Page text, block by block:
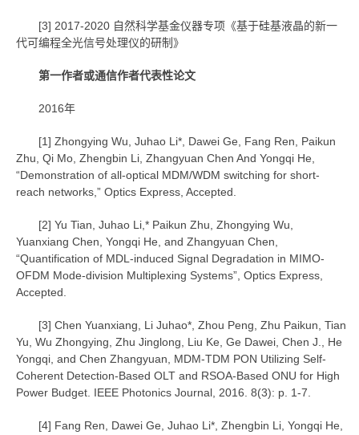
[3] 2017-2020 自然科学基金仪器专项《基于硅基液晶的新一
代可编程全光信号处理仪的研制》
第一作者或通信作者代表性论文
2016年
[1] Zhongying Wu, Juhao Li*, Dawei Ge, Fang Ren, Paikun
Zhu, Qi Mo, Zhengbin Li, Zhangyuan Chen And Yongqi He,
“Demonstration of all-optical MDM/WDM switching for short-
reach networks,” Optics Express, Accepted.
[2] Yu Tian, Juhao Li,* Paikun Zhu, Zhongying Wu,
Yuanxiang Chen, Yongqi He, and Zhangyuan Chen,
“Quantification of MDL-induced Signal Degradation in MIMO-
OFDM Mode-division Multiplexing Systems”, Optics Express,
Accepted.
[3] Chen Yuanxiang, Li Juhao*, Zhou Peng, Zhu Paikun, Tian
Yu, Wu Zhongying, Zhu Jinglong, Liu Ke, Ge Dawei, Chen J., He
Yongqi, and Chen Zhangyuan, MDM-TDM PON Utilizing Self-
Coherent Detection-Based OLT and RSOA-Based ONU for High
Power Budget. IEEE Photonics Journal, 2016. 8(3): p. 1-7.
[4] Fang Ren, Dawei Ge, Juhao Li*, Zhengbin Li, Yongqi He,